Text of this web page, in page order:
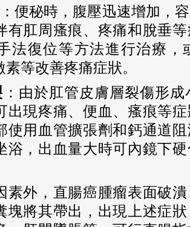
：便秘時，腹壓迅速增加，
有肛周瘙痕、疼痛和脫垂
法復位等方法進行治療，
等改善疼痛症狀。
：由於肛管皮膚層裂傷形
出現疼痛、便血、瘙痕等
使用血管擴張劑和鈣通道
浴，出血量大時可內鏡下
外，直腸癌腫瘤表面破潰
塊將其帶出，出現上述症